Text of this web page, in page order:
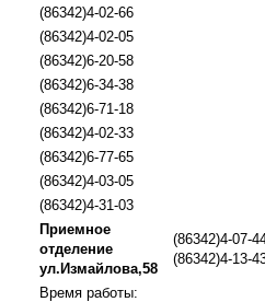
(86342)4-02-66
(86342)4-02-05
(86342)6-20-58
(86342)6-34-38
(86342)6-71-18
(86342)4-02-33
(86342)6-77-65
(86342)4-03-05
(86342)4-31-03
Приемное
отделение
ул.Измайлова,58
(86342)4-07-
(86342)4-13-
Время работы: